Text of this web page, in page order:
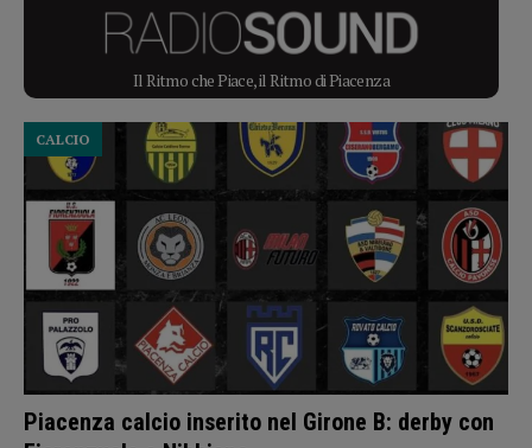
Il Ritmo che Piace, il Ritmo di Piacenza
Piacenza calcio inserito nel Girone B: derby con
CALCIO